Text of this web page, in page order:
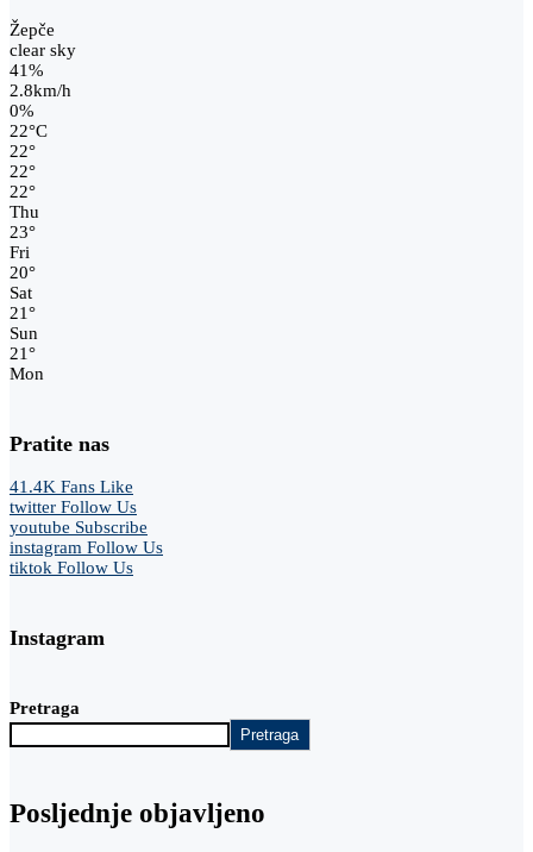
Žepče
clear sky
41%
2.8km/h
0%
22°C
22°
22°
22°
Thu
23°
Fri
20°
Sat
21°
Sun
21°
Mon
Pratite nas
41.4K Fans Like
twitter Follow Us
youtube Subscribe
instagram Follow Us
tiktok Follow Us
Instagram
Pretraga
Pretraga
Posljednje objavljeno